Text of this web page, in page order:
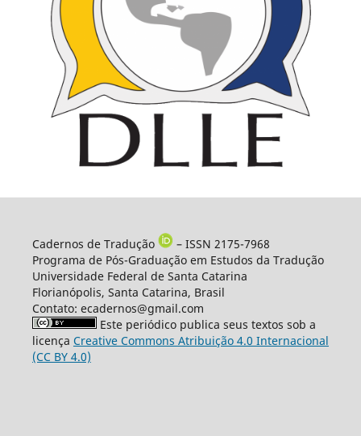
Cadernos de Tradução
– ISSN 2175-7968
Programa de Pós-Graduação em Estudos da Tradução
Universidade Federal de Santa Catarina
Florianópolis, Santa Catarina, Brasil
Contato: ecadernos@gmail.com
Este periódico publica seus textos sob a
licença Creative Commons Atribuição 4.0 Internacional
(CC BY 4.0)